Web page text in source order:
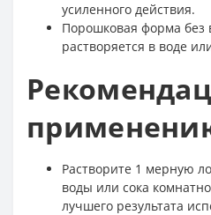
усиленного действия.
Порошковая форма без
растворяется в воде
Растворите 1 мерную
воды или сока
лучшего результата